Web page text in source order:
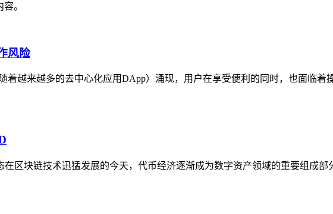
。
风险
越来越多的去中心化应用DApp）涌现，用户在享受便利的同时，也面临着
区块链技术迅猛发展的今天，代币经济逐渐成为数字资产领域的重要组成部